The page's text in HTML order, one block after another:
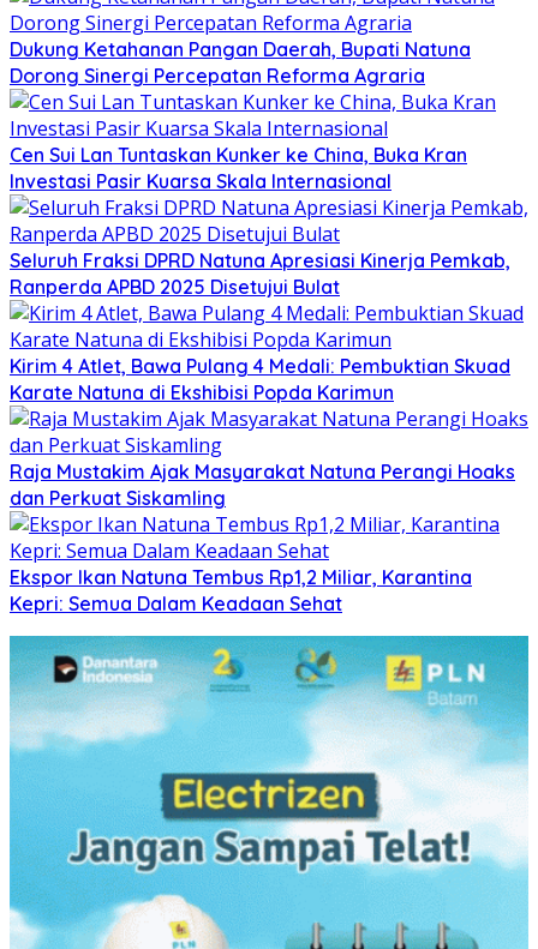
Dukung Ketahanan Pangan Daerah, Bupati Natuna
Dorong Sinergi Percepatan Reforma Agraria
Cen Sui Lan Tuntaskan Kunker ke China, Buka Kran
Investasi Pasir Kuarsa Skala Internasional
Seluruh Fraksi DPRD Natuna Apresiasi Kinerja Pemkab,
Ranperda APBD 2025 Disetujui Bulat
Kirim 4 Atlet, Bawa Pulang 4 Medali: Pembuktian Skuad
Karate Natuna di Ekshibisi Popda Karimun
Raja Mustakim Ajak Masyarakat Natuna Perangi Hoaks
dan Perkuat Siskamling
Ekspor Ikan Natuna Tembus Rp1,2 Miliar, Karantina
Kepri: Semua Dalam Keadaan Sehat